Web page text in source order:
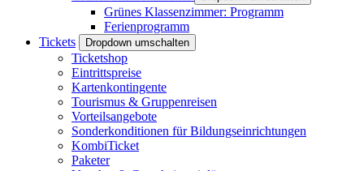
Grünes Klassenzimmer: Programm
Ferienprogramm
Tickets
Dropdown umschalten
Ticketshop
Eintrittspreise
Kartenkontingente
Tourismus & Gruppenreisen
Vorteilsangebote
Sonderkonditionen für Bildungseinrichtungen
KombiTicket
Paketer